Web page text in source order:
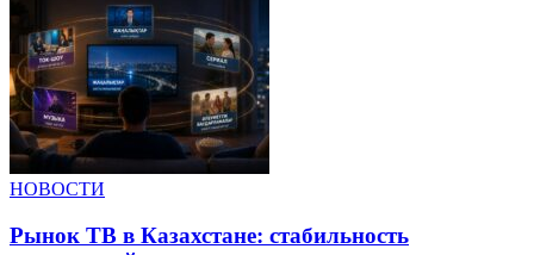
НОВОСТИ
Рынок ТВ в Казахстане: стабильность